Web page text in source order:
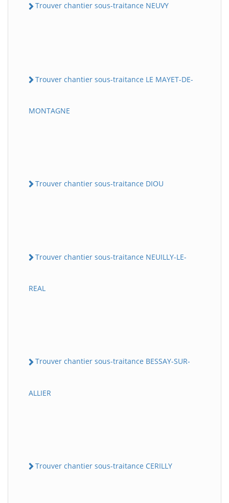
Trouver chantier sous-traitance NEUVY
Trouver chantier sous-traitance LE MAYET-DE-
MONTAGNE
Trouver chantier sous-traitance DIOU
Trouver chantier sous-traitance NEUILLY-LE-
REAL
Trouver chantier sous-traitance BESSAY-SUR-
ALLIER
Trouver chantier sous-traitance CERILLY